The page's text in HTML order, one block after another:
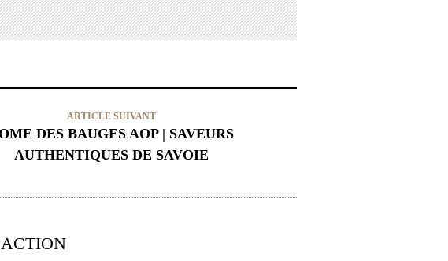
ARTICLE SUIVANT
DES BAUGES AOP | SAVEURS
AUTHENTIQUES DE SAVOIE